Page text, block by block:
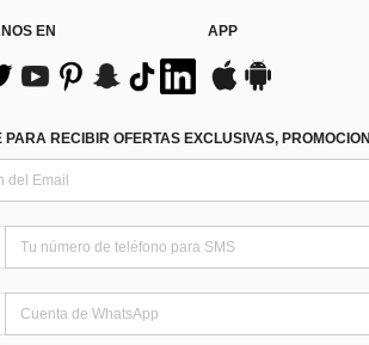
EN APP
PARA RECIBIR OFERTAS EXCLUSIVAS,